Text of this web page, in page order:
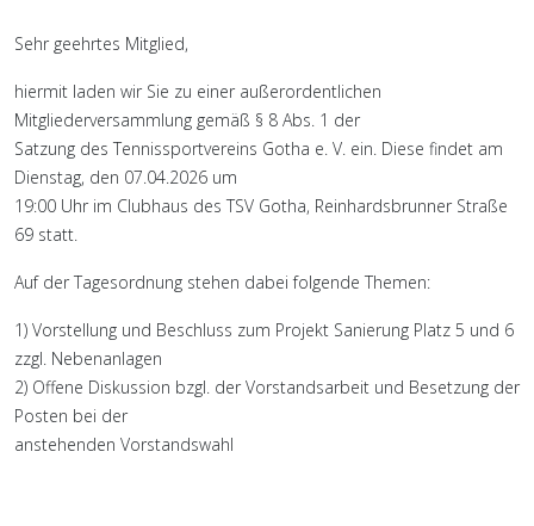
Sehr geehrtes Mitglied,
hiermit laden wir Sie zu einer außerordentlichen
Mitgliederversammlung gemäß § 8 Abs. 1 der
Satzung des Tennissportvereins Gotha e. V. ein. Diese findet am
Dienstag, den 07.04.2026 um
19:00 Uhr im Clubhaus des TSV Gotha, Reinhardsbrunner Straße
69 statt.
Auf der Tagesordnung stehen dabei folgende Themen:
1) Vorstellung und Beschluss zum Projekt Sanierung Platz 5 und 6
zzgl. Nebenanlagen
2) Offene Diskussion bzgl. der Vorstandsarbeit und Besetzung der
Posten bei der
anstehenden Vorstandswahl